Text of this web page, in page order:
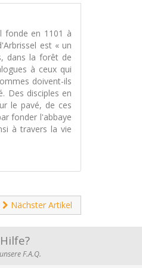
fonde en 1101 à
est « un
dans la forêt de
à ceux qui
doivent-ils
Des disciples en
le pavé, de ces
fonder l'abbaye
à travers la vie
Nächster Artikel
F.A.Q.